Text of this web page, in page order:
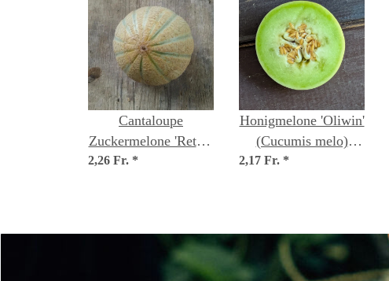
Cantaloupe
Zuckermelone 'Retato
Degli Ortolani'
2,26 Fr. *
Honigmelone 'Oliwin'
(Cucumis melo)
Samen
2,17 Fr. *